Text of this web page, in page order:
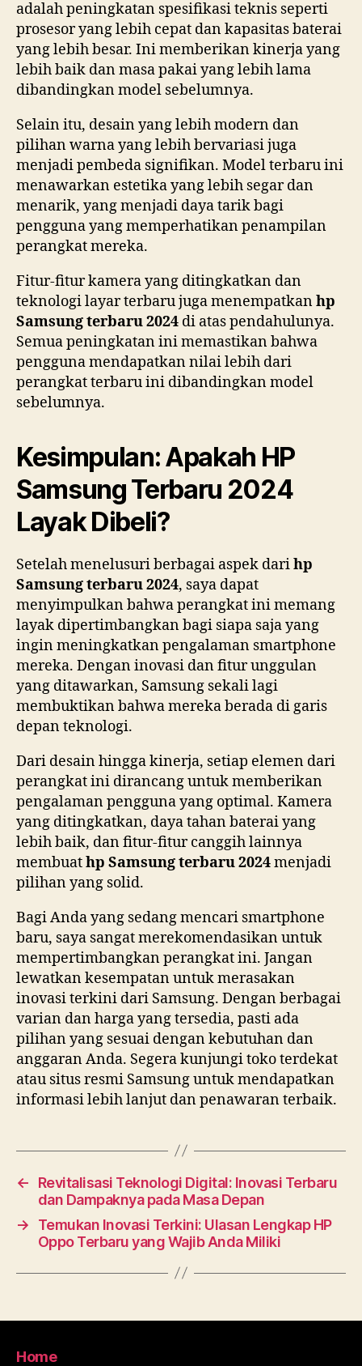
adalah peningkatan spesifikasi teknis seperti
prosesor yang lebih cepat dan kapasitas baterai
yang lebih besar. Ini memberikan kinerja yang
lebih baik dan masa pakai yang lebih lama
dibandingkan model sebelumnya.
Selain itu, desain yang lebih modern dan
pilihan warna yang lebih bervariasi juga
menjadi pembeda signifikan. Model terbaru ini
menawarkan estetika yang lebih segar dan
menarik, yang menjadi daya tarik bagi
pengguna yang memperhatikan penampilan
perangkat mereka.
Fitur-fitur kamera yang ditingkatkan dan
teknologi layar terbaru juga menempatkanhp
Samsung terbaru 2024 di atas pendahulunya.
Semua peningkatan ini memastikan bahwa
pengguna mendapatkan nilai lebih dari
perangkat terbaru ini dibandingkan model
sebelumnya.
Kesimpulan: Apakah HP
Samsung Terbaru 2024
Layak Dibeli?
Setelah menelusuri berbagai aspek darihp
Samsung terbaru 2024, saya dapat
menyimpulkan bahwa perangkat ini memang
layak dipertimbangkan bagi siapa saja yang
ingin meningkatkan pengalaman smartphone
mereka. Dengan inovasi dan fitur unggulan
yang ditawarkan, Samsung sekali lagi
membuktikan bahwa mereka berada di garis
depan teknologi.
Dari desain hingga kinerja, setiap elemen dari
perangkat ini dirancang untuk memberikan
pengalaman pengguna yang optimal. Kamera
yang ditingkatkan, daya tahan baterai yang
lebih baik, dan fitur-fitur canggih lainnya
membuathp Samsung terbaru 2024menjadi
pilihan yang solid.
Bagi Anda yang sedang mencari smartphone
baru, saya sangat merekomendasikan untuk
mempertimbangkan perangkat ini. Jangan
lewatkan kesempatan untuk merasakan
inovasi terkini dari Samsung. Dengan berbagai
varian dan harga yang tersedia, pasti ada
pilihan yang sesuai dengan kebutuhan dan
anggaran Anda. Segera kunjungi toko terdekat
atau situs resmi Samsung untuk mendapatkan
informasi lebih lanjut dan penawaran terbaik.
←
Revitalisasi Teknologi Digital: Inovasi Terbaru
dan Dampaknya pada Masa Depan
→
Temukan Inovasi Terkini: Ulasan Lengkap HP
Oppo Terbaru yang Wajib Anda Miliki
Home